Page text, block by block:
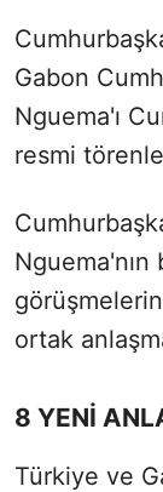
Gabon
Nguema'ı
resmi törenle
Nguema'nın
ortak
8 YENİ
Türkiye ve